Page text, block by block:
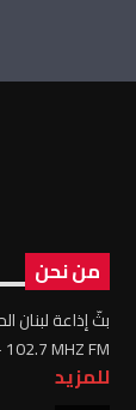
من نحن
بثّ إذاعة لبنان
MHZ FM
للمزيد